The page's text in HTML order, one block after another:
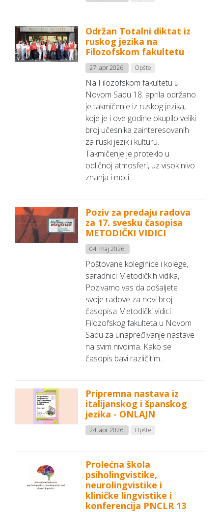
Održan Totalni diktat iz
ruskog jezika na
Filozofskom fakultetu
27. apr 2026. Opšte
Na Filozofskom fakultetu u
Novom Sadu 18. aprila održano
je takmičenje iz ruskog jezika,
koje je i ove godine okupilo veliki
broj učesnika zainteresovanih
za ruski jezik i kulturu.
Takmičenje je proteklo u
odličnoj atmosferi, uz visok nivo
znanja i moti...
Poziv za predaju radova
za 17. svesku časopisa
METODIČKI VIDICI
04. maj 2026.
Poštovane koleginice i kolege,
saradnici Metodičkih vidika,
Pozivamo vas da pošaljete
svoje radove za novi broj
časopisa Metodički vidici
Filozofskog fakulteta u Novom
Sadu za unapređivanje nastave
na svim nivoima. Kako se
časopis bavi različitim...
Pripremna nastava iz
italijanskog i španskog
jezika - ONLAJN
24. apr 2026. Opšte
Prolećna škola
psiholingvistike,
neurolingvistike i
kliničke lingvistike i
konferencija PNCLR 13